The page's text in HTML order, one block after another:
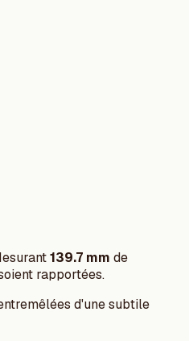
139.7 mm de
rapportées.
d'une subtile